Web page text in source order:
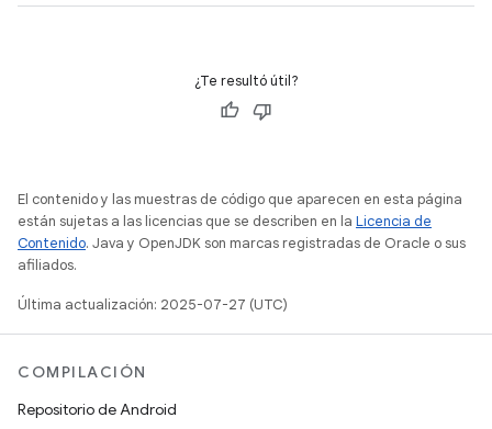
¿Te resultó útil?
El contenido y las muestras de código que aparecen en esta página
están sujetas a las licencias que se describen en la Licencia de
Contenido. Java y OpenJDK son marcas registradas de Oracle o sus
afiliados.
Última actualización: 2025-07-27 (UTC)
COMPILACIÓN
Repositorio de Android